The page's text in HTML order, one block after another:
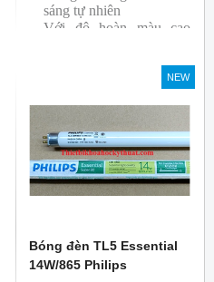
sáng tự nhiên
Với độ hoàn màu cao
Sản phẩm được sản xuất
NEW
Bóng đèn TL5 Essential
14W/865 Philips